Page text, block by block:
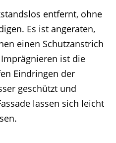
entfernt, ohne
Es ist angeraten,
einen Schutzanstrich
ist die
Eindringen der
geschützt und
lassen sich leicht